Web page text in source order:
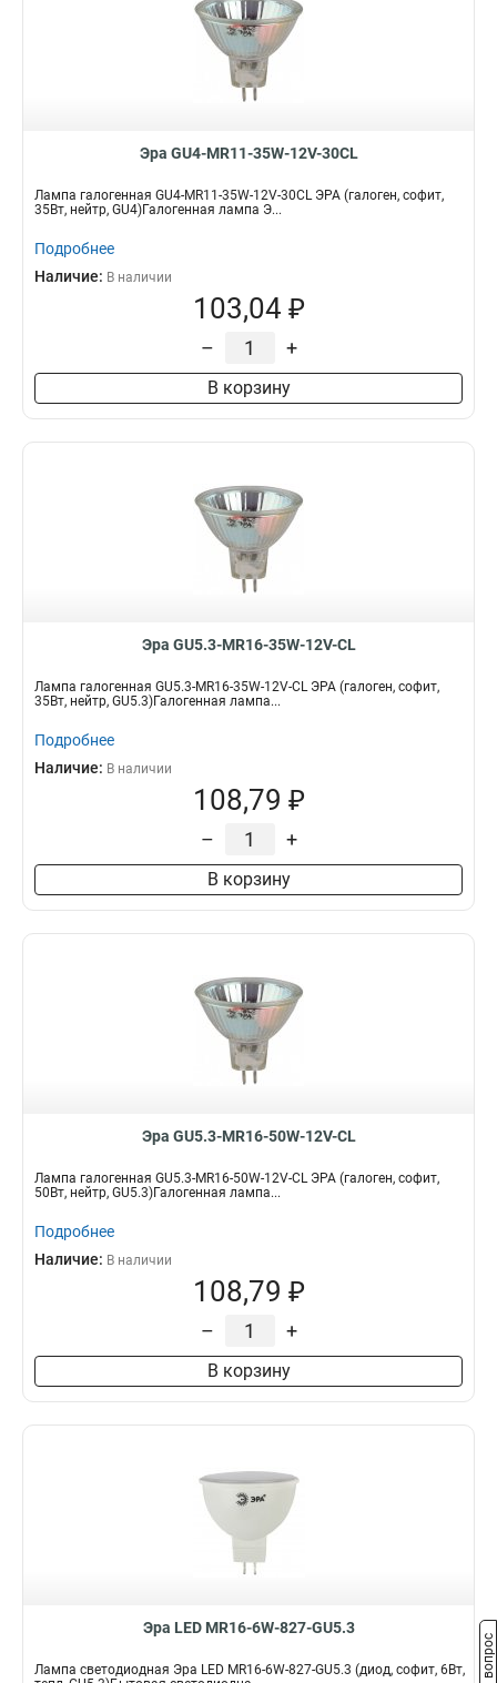
Эра GU4-MR11-35W-12V-30CL
Лампа галогенная GU4-MR11-35W-12V-30CL ЭРА (галоген, софит,
35Вт, нейтр, GU4)Галогенная лампа Э...
Подробнее
Наличие: В наличии
103,04 ₽
– +
В корзину
Эра GU5.3-MR16-35W-12V-CL
Лампа галогенная GU5.3-MR16-35W-12V-CL ЭРА (галоген, софит,
35Вт, нейтр, GU5.3)Галогенная лампа...
Подробнее
Наличие: В наличии
108,79 ₽
– +
В корзину
Эра GU5.3-MR16-50W-12V-CL
Лампа галогенная GU5.3-MR16-50W-12V-CL ЭРА (галоген, софит,
50Вт, нейтр, GU5.3)Галогенная лампа...
Подробнее
Наличие: В наличии
108,79 ₽
– +
В корзину
Эра LED MR16-6W-827-GU5.3
Лампа светодиодная Эра LED MR16-6W-827-GU5.3 (диод, софит, 6Вт,